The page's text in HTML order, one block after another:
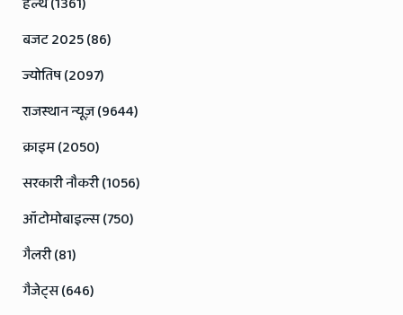
बजट 2025 (86)
ज्योतिष (2097)
राजस्थान न्यूज़ (9644)
क्राइम (2050)
सरकारी नौकरी (1056)
ऑटोमोबाइल्स (750)
गैलरी (81)
गैजेट्स (646)